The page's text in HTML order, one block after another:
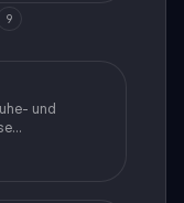
9
und